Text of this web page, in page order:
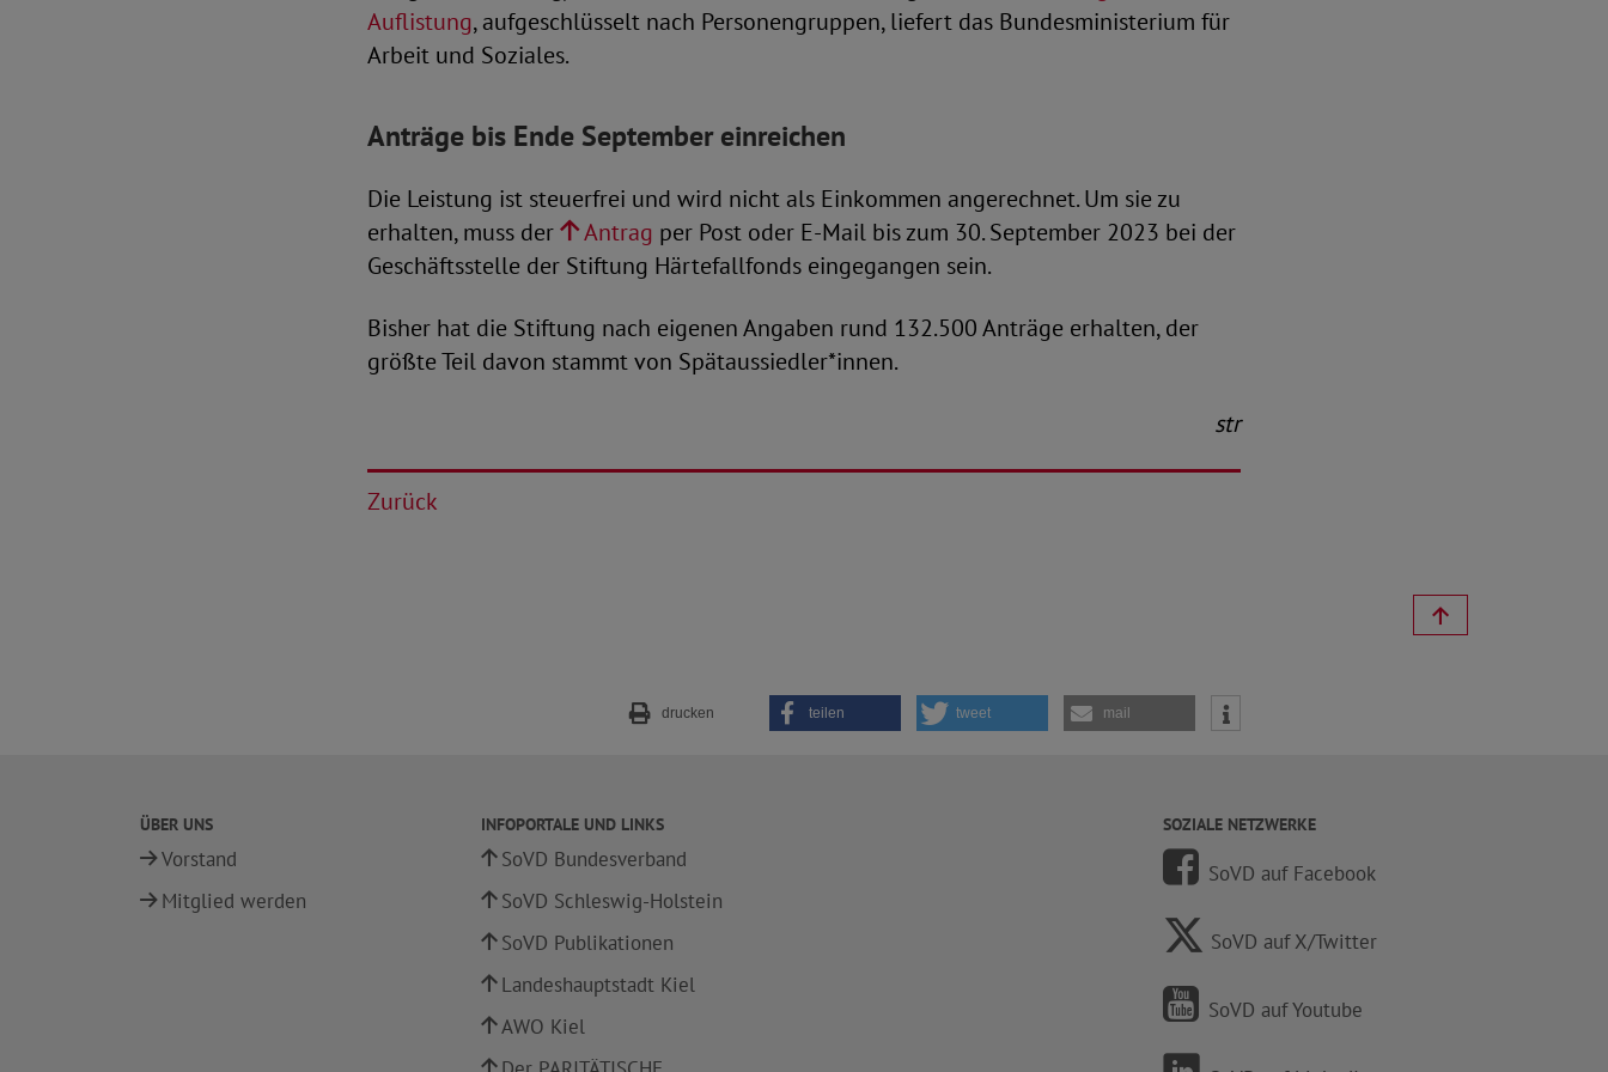
Auflistung, aufgeschlüsselt nach Personengruppen, liefert das Bundesministerium für
Arbeit und Soziales.
Anträge bis Ende September einreichen
Die Leistung ist steuerfrei und wird nicht als Einkommen angerechnet. Um sie zu
erhalten, muss der
Antrag per Post oder E-Mail bis zum 30. September 2023 bei der
Geschäftsstelle der Stiftung Härtefallfonds eingegangen sein.
Bisher hat die Stiftung nach eigenen Angaben rund 132.500 Anträge erhalten, der
größte Teil davon stammt von Spätaussiedler*innen.
str
Zurück
drucken teilen tweet mail
ÜBER UNS
Vorstand
Mitglied werden
INFOPORTALE UND LINKS
SoVD Bundesverband
SoVD Schleswig-Holstein
SoVD Publikationen
Landeshauptstadt Kiel
AWO Kiel
SOZIALE NETZWERKE
SoVD auf Facebook
SoVD auf X/Twitter
SoVD auf Youtube